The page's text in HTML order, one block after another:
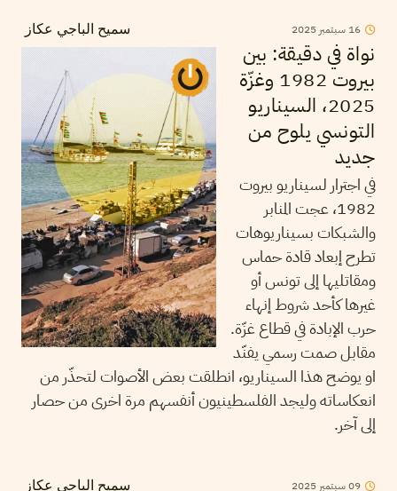
سميح الباجي عكاز 16 سبتمبر 2025
نواة في دقيقة: بين
بيروت 1982 وغزّة
2025، السيناريو
التونسي يلوح من
جديد
في اجترار لسيناريو بيروت
1982، عجت المنابر
والشبكات بسيناريوهات
تطرح إبعاد قادة حماس
ومقاتليها إلى تونس أو
غيرها كأحد شروط إنهاء
حرب الإبادة في قطاع غزّة.
مقابل صمت رسمي يفنّد
او يوضح هذا السيناريو، انطلقت بعض الأصوات لتحذّر من
انعكاساته وليجد الفلسطينيون أنفسهم مرة اخرى من حصار
إلى آخر.
سميح الباجي عكاز 09سبتمبر 2025